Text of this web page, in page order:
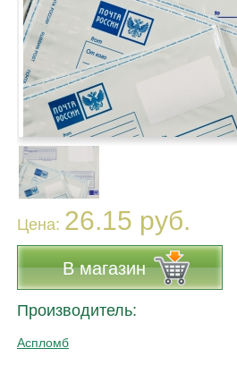
Цена: 26.15 руб.
В магазин
Производитель:
Аспломб